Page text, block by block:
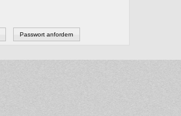
Passwort anfordern